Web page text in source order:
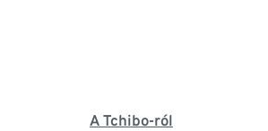
A Tchibo-ról